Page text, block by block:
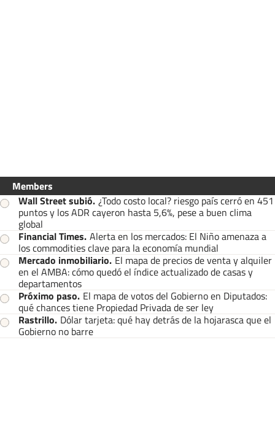
Members
Wall Street subió. ¿Todo costo local? riesgo país cerró en 451
puntos y los ADR cayeron hasta 5,6%, pese a buen clima
global
Financial Times. Alerta en los mercados: El Niño amenaza a
los commodities clave para la economía mundial
Mercado inmobiliario. El mapa de precios de venta y alquiler
en el AMBA: cómo quedó el índice actualizado de casas y
departamentos
Próximo paso. El mapa de votos del Gobierno en Diputados:
qué chances tiene Propiedad Privada de ser ley
Rastrillo. Dólar tarjeta: qué hay detrás de la hojarasca que el
Gobierno no barre